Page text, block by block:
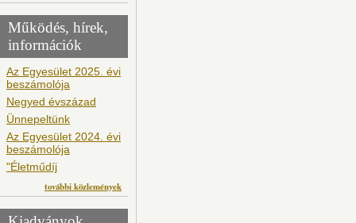
Működés, hírek,
információk
Az Egyesület 2025. évi
beszámolója
Negyed évszázad
Ünnepeltünk
Az Egyesület 2024. évi
beszámolója
"Életműdíj
további közlemények